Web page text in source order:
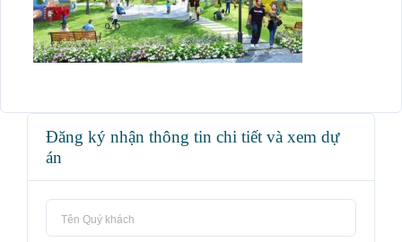
Đăng ký nhận thông tin chi tiết và xem dự
án